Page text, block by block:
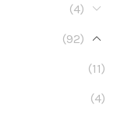
(4)
(92)
(11)
(4)